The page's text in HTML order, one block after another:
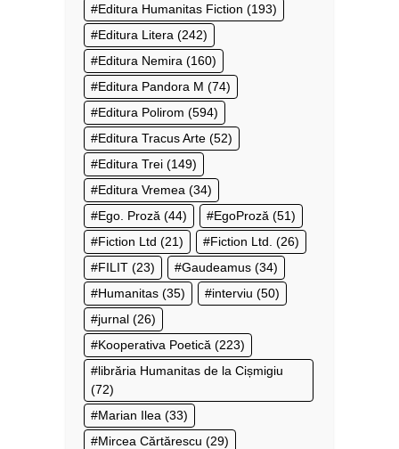
Editura Humanitas Fiction (193)
Editura Litera (242)
Editura Nemira (160)
Editura Pandora M (74)
Editura Polirom (594)
Editura Tracus Arte (52)
Editura Trei (149)
Editura Vremea (34)
Ego. Proză (44) EgoProză (51)
Fiction Ltd (21) Fiction Ltd. (26)
FILIT (23) Gaudeamus (34)
Humanitas (35) interviu (50)
jurnal (26)
Kooperativa Poetică (223)
librăria Humanitas de la Cișmigiu
(72)
Marian Ilea (33)
Mircea Cărtărescu (29)